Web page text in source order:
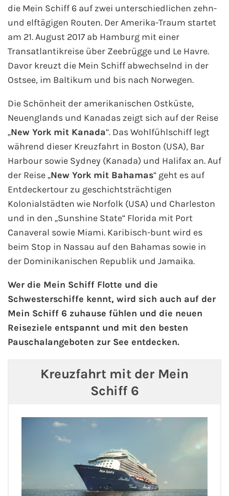
die Mein Schiff 6 auf zwei unterschiedlichen zehn-
und elftägigen Routen. Der Amerika-Traum startet
am 21. August 2017 ab Hamburg mit einer
Transatlantikreise über Zeebrügge und Le Havre.
Davor kreuzt die Mein Schiff abwechselnd in der
Ostsee, im Baltikum und bis nach Norwegen.
Die Schönheit der amerikanischen Ostküste,
Neuenglands und Kanadas zeigt sich auf der Reise
„New York mit Kanada“. Das Wohlfühlschiff legt
während dieser Kreuzfahrt in Boston (USA), Bar
Harbour sowie Sydney (Kanada) und Halifax an. Auf
der Reise „New York mit Bahamas“ geht es auf
Entdeckertour zu geschichtsträchtigen
Kolonialstädten wie Norfolk (USA) und Charleston
und in den „Sunshine State“ Florida mit Port
Canaveral sowie Miami. Karibisch-bunt wird es
beim Stop in Nassau auf den Bahamas sowie in
der Dominikanischen Republik und Jamaika.
Wer die Mein Schiff Flotte und die
Schwesterschiffe kennt, wird sich auch auf der
Mein Schiff 6 zuhause fühlen und die neuen
Reiseziele entspannt und mit den besten
Pauschalangeboten zur See entdecken.
Kreuzfahrt mit der Mein
Schiff 6